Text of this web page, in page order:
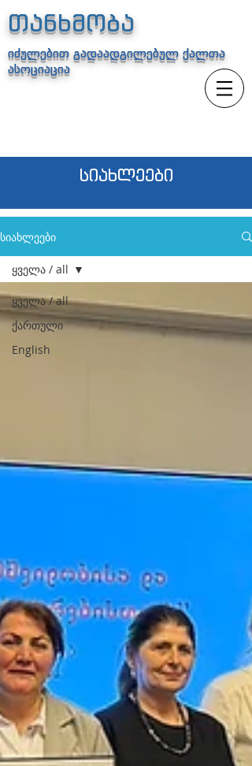
თანხმობა
იძულებით გადაადგილებულ ქალთა
ასოციაცია
სიახლეები
სიახლეები
ყველა / all
ქართული
English
ყველა / all